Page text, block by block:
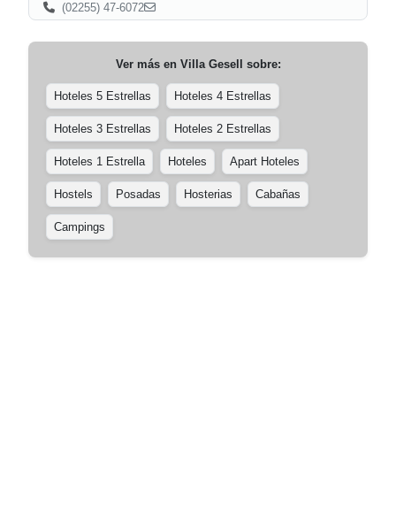
(02255) 47-6072
Ver más en Villa Gesell sobre:
Hoteles 5 Estrellas Hoteles 4 Estrellas
Hoteles 3 Estrellas Hoteles 2 Estrellas
Hoteles 1 Estrella Hoteles Apart Hoteles
Hostels Posadas Hosterias Cabañas
Campings